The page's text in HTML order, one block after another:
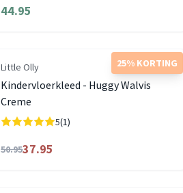
44.95
25% KORTING
Little Olly
Kindervloerkleed - Huggy Walvis
Creme
5(1)
50.9537.95